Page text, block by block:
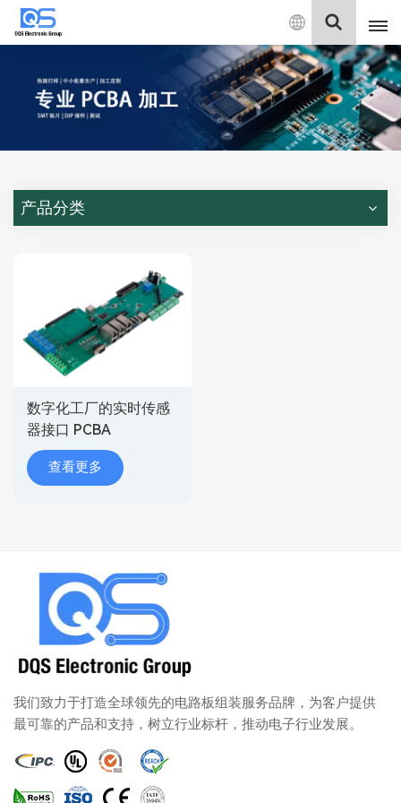
中
文
English
中文
Deutsch
产品分类
数字化工厂的实时传感
器接口 PCBA
查看更多
我们致力于打造全球领先的电路板组装服务品牌，为客户提供
最可靠的产品和支持，树立行业标杆，推动电子行业发展。